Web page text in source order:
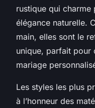
rustique qui
élégance naturelle.
main, elles sont le
unique, parfait pour
mariage
Les styles les plus
à l’honneur des